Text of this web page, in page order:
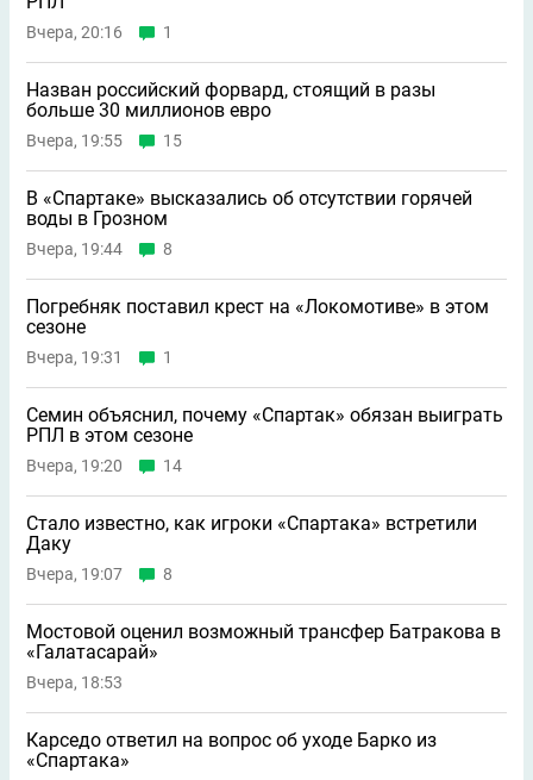
Вчера, 20:16 1
Назван российский форвард, стоящий в разы
больше 30 миллионов евро
Вчера, 19:55 15
В «Спартаке» высказались об отсутствии горячей
воды в Грозном
Вчера, 19:44 8
Погребняк поставил крест на «Локомотиве» в этом
сезоне
Вчера, 19:31 1
Семин объяснил, почему «Спартак» обязан выиграть
РПЛ в этом сезоне
Вчера, 19:20 14
Стало известно, как игроки «Спартака» встретили
Даку
Вчера, 19:07 8
Мостовой оценил возможный трансфер Батракова в
«Галатасарай»
Вчера, 18:53
Карседо ответил на вопрос об уходе Барко из
«Спартака»